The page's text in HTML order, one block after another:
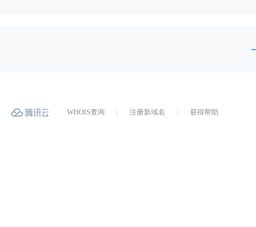
WHOIS查询 注册新域名 获得帮助